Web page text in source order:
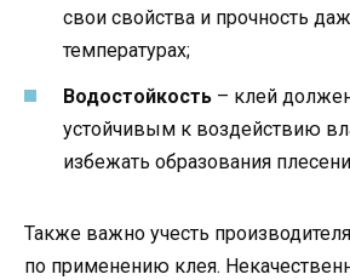
свои свойства и прочность
температурах;
Водостойкость – клей
устойчивым к воздействию
избежать образования
Также важно учесть
по применению клея.